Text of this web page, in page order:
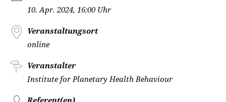
10. Apr. 2024, 16:00 Uhr
Veranstaltungsort
online
Veranstalter
Institute for Planetary Health Behaviour
Referent(en)